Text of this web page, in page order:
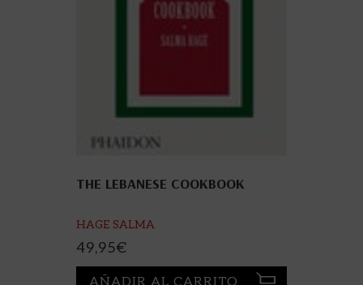
THE LEBANESE COOKBOOK
HAGE SALMA
49,95€